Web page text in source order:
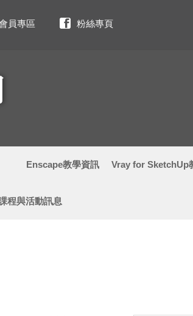
員專區 粉絲專頁
Enscape教學資訊 Vray for SketchUp
程與活動訊息